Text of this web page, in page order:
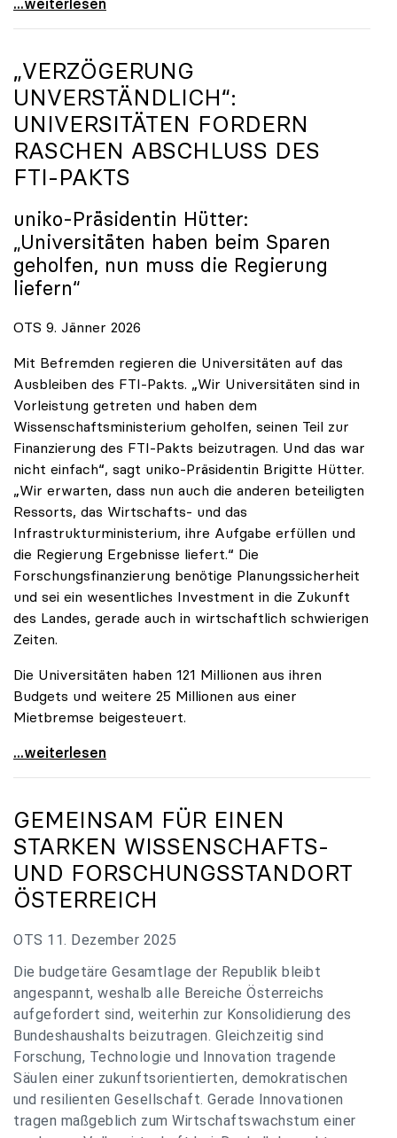
„VERZÖGERUNG
UNVERSTÄNDLICH“:
UNIVERSITÄTEN FORDERN
RASCHEN ABSCHLUSS DES
FTI-PAKTS
uniko-Präsidentin Hütter:
„Universitäten haben beim Sparen
geholfen, nun muss die Regierung
liefern“
OTS 9. Jänner 2026
Mit Befremden regieren die Universitäten auf das
Ausbleiben des FTI-Pakts. „Wir Universitäten sind in
Vorleistung getreten und haben dem
Wissenschaftsministerium geholfen, seinen Teil zur
Finanzierung des FTI-Pakts beizutragen. Und das war
nicht einfach“, sagt uniko-Präsidentin Brigitte Hütter.
„Wir erwarten, dass nun auch die anderen beteiligten
Ressorts, das Wirtschafts- und das
Infrastrukturministerium, ihre Aufgabe erfüllen und
die Regierung Ergebnisse liefert.“ Die
Forschungsfinanzierung benötige Planungssicherheit
und sei ein wesentliches Investment in die Zukunft
des Landes, gerade auch in wirtschaftlich schwierigen
Zeiten.
Die Universitäten haben 121 Millionen aus ihren
Budgets und weitere 25 Millionen aus einer
Mietbremse beigesteuert.
„Verzögerung unverständlich“: Universitäten
...weiterlesen
GEMEINSAM FÜR EINEN
STARKEN WISSENSCHAFTS-
UND FORSCHUNGSSTANDORT
ÖSTERREICH
OTS 11. Dezember 2025
Die budgetäre Gesamtlage der Republik bleibt
angespannt, weshalb alle Bereiche Österreichs
aufgefordert sind, weiterhin zur Konsolidierung des
Bundeshaushalts beizutragen. Gleichzeitig sind
Forschung, Technologie und Innovation tragende
Säulen einer zukunftsorientierten, demokratischen
und resilienten Gesellschaft. Gerade Innovationen
tragen maßgeblich zum Wirtschaftswachstum einer